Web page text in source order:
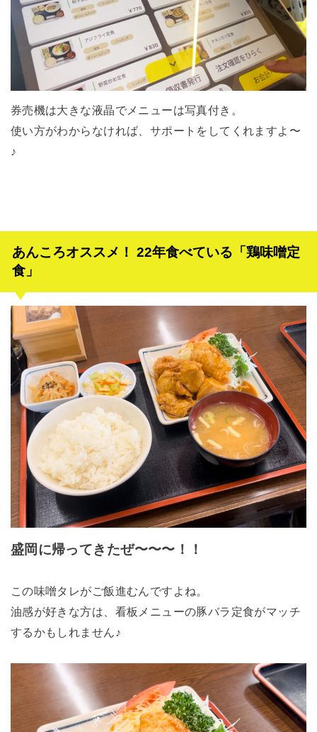
券売機は大きな液晶でメニューは写真付き。
使い方がわからなければ、サポートをしてくれますよ〜
♪
あんころオススメ！ 22年食べている「鶏味噌定
食」
盛岡に帰ってきたぜ〜〜〜！！
この味噌タレがご飯進むんですよね。
油感が好きな方は、看板メニューの豚バラ定食がマッチ
するかもしれません♪